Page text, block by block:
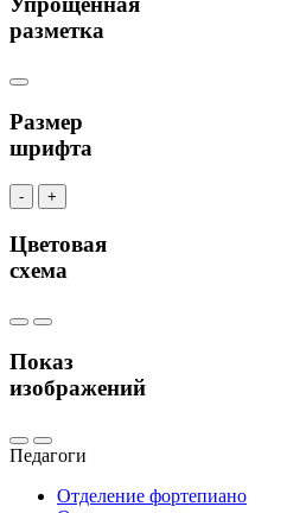
разметка
Размер
шрифта
- +
Цветовая
схема
Показ
изображений
Педагоги
Отделение фортепиано